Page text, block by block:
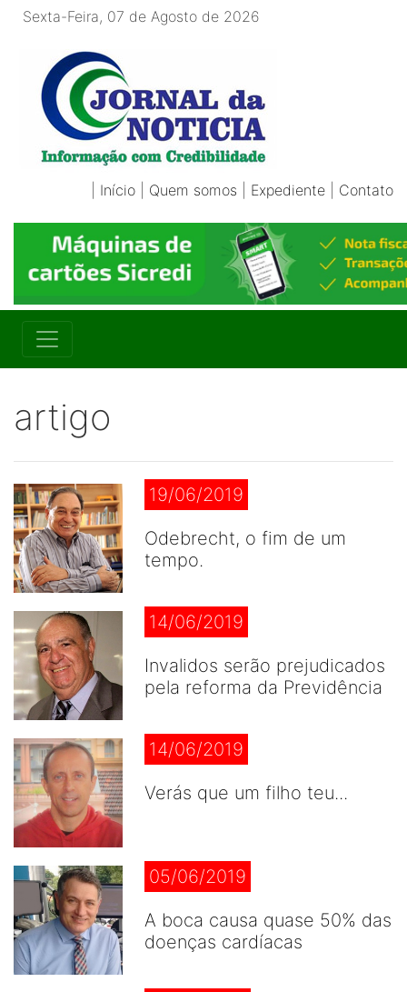
Sexta-Feira, 07 de Agosto de 2026
Início Quem somos Expediente Contato
artigo
19/06/2019
Odebrecht, o fim de um
tempo.
14/06/2019
Invalidos serão prejudicados
pela reforma da Previdência
14/06/2019
Verás que um filho teu...
05/06/2019
A boca causa quase 50% das
doenças cardíacas